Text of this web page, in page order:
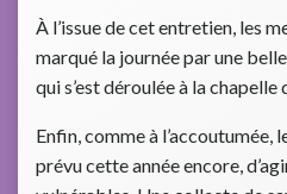
À l’issue de cet entretien, les
marqué la journée par une
qui s’est déroulée à la chapelle
Enfin, comme à l’accoutumée,
prévu cette année encore,